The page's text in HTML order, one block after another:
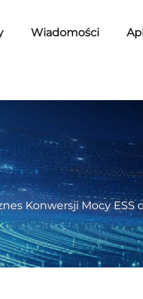
Wiadomości
Konwersji Mocy ESS